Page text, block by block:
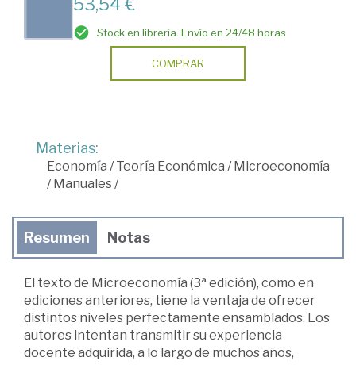
53,54 €
Stock en librería. Envío en 24/48 horas
COMPRAR
Materias:
Economía /Teoría Económica / Microeconomía
/ Manuales/
Resumen Notas
El texto de Microeconomía (3ª edición), como en
ediciones anteriores, tiene la ventaja de ofrecer
distintos niveles perfectamente ensamblados. Los
autores intentan transmitir su experiencia
docente adquirida, a lo largo de muchos años,